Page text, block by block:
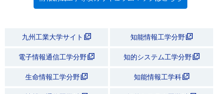
九州工業大学サイト 知能情報工学分野
電子情報通信工学分野 知的システム工学分野
生命情報工学分野 知能情報工学科